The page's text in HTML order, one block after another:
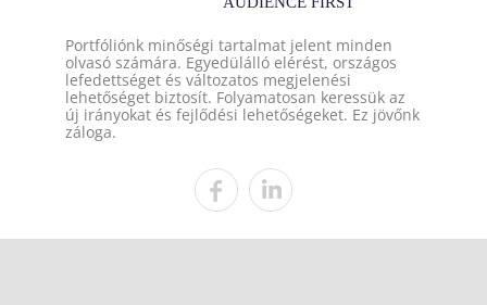
Portfóliónk minőségi tartalmat jelent minden
olvasó számára. Egyedülálló elérést, országos
lefedettséget és változatos megjelenési
lehetőséget biztosít. Folyamatosan keressük az
új irányokat és fejlődési lehetőségeket. Ez jövőnk
záloga.